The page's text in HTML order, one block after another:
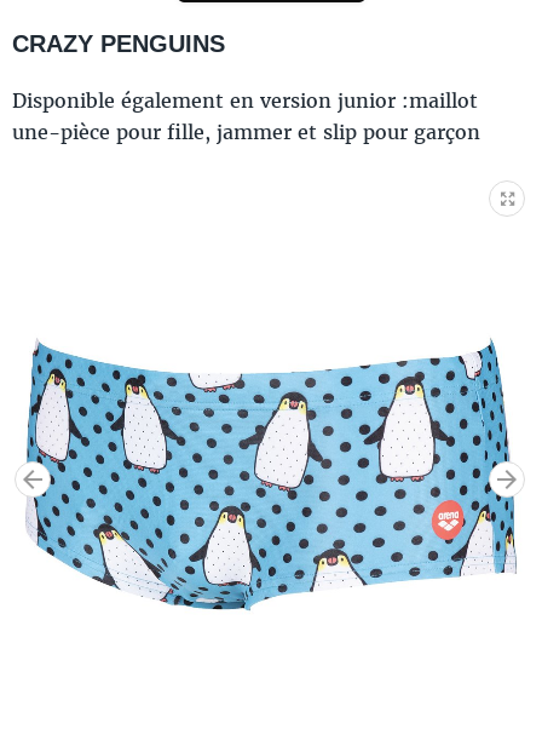
CRAZY PENGUINS
Disponible également en version junior :maillot
une-pièce pour fille, jammer et slip pour garçon